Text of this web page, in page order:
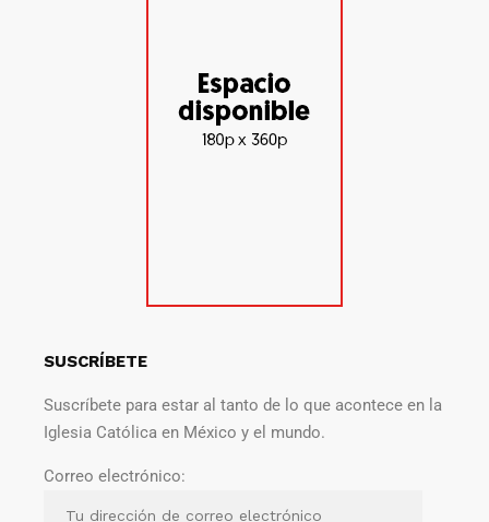
SUSCRÍBETE
Suscríbete para estar al tanto de lo que acontece en la
Iglesia Católica en México y el mundo.
Correo electrónico: